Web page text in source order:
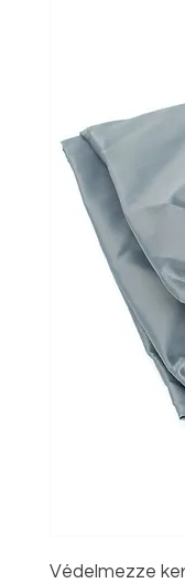
Védelmezze